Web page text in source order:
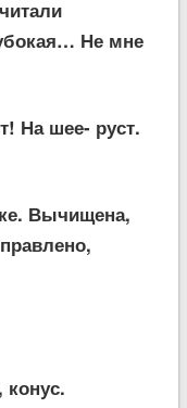
Не мне
На шее- руст.
Вычищена,